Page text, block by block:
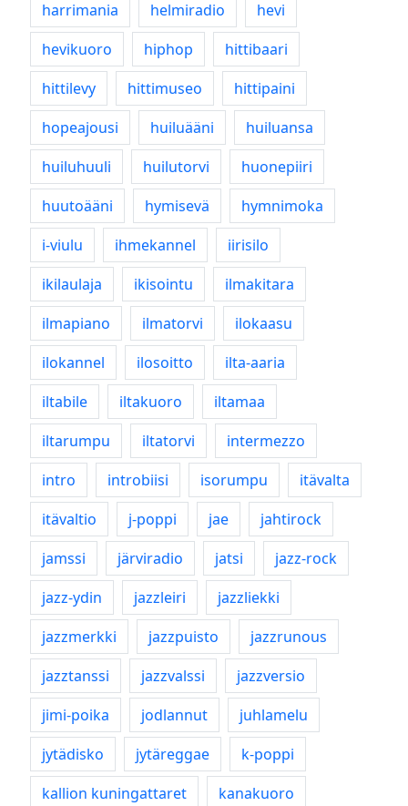
harrimania helmiradio
hevi
hevikuoro
hiphop
hittibaari
hittilevy
hittimuseo
hittipaini
hopeajousi
huiluääni
huiluansa
huiluhuuli
huilutorvi
huonepiiri
huutoääni
hymisevä
hymnimoka
i-viulu
ihmekannel
iirisilo
ikilaulaja
ikisointu
ilmakitara
ilmapiano
ilmatorvi
ilokaasu
ilokannel
ilosoitto
ilta-aaria
iltabile
iltakuoro
iltamaa
iltarumpu
iltatorvi
intermezzo
intro
introbiisi isorumpu
itävalta
itävaltio
j-poppi jae
jahtirock
jamssi
järviradio jatsi
jazz-rock
jazz-ydin
jazzleiri
jazzliekki
jazzmerkki
jazzpuisto
jazzrunous
jazztanssi
jazzvalssi
jazzversio
jimi-poika
jodlannut
juhlamelu
jytädisko
jytäreggae
k-poppi
kallion kuningattaret
kanakuoro